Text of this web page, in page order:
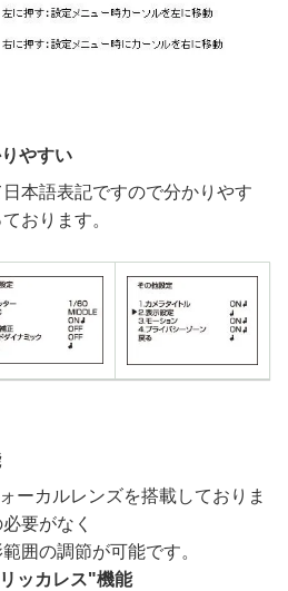
やすい
本語表記ですので分かりやす
おります。
ーカルレンズを搭載しておりま
要がなく
囲の調節が可能です。
ッカレス"機能